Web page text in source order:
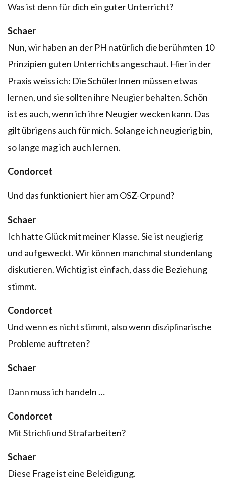
Was ist denn für dich ein guter Unterricht?
Schaer
Nun, wir haben an der PH natürlich die berühmten 10
Prinzipien guten Unterrichts angeschaut. Hier in der
Praxis weiss ich: Die SchülerInnen müssen etwas
lernen, und sie sollten ihre Neugier behalten. Schön
ist es auch, wenn ich ihre Neugier wecken kann. Das
gilt übrigens auch für mich. Solange ich neugierig bin,
so lange mag ich auch lernen.
Condorcet
Und das funktioniert hier am OSZ-Orpund?
Schaer
Ich hatte Glück mit meiner Klasse. Sie ist neugierig
und aufgeweckt. Wir können manchmal stundenlang
diskutieren. Wichtig ist einfach, dass die Beziehung
stimmt.
Condorcet
Und wenn es nicht stimmt, also wenn disziplinarische
Probleme auftreten?
Schaer
Dann muss ich handeln …
Condorcet
Mit Strichli und Strafarbeiten?
Schaer
Diese Frage ist eine Beleidigung.